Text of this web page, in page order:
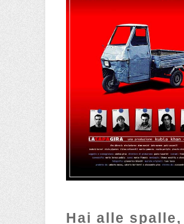
Hai alle spalle,